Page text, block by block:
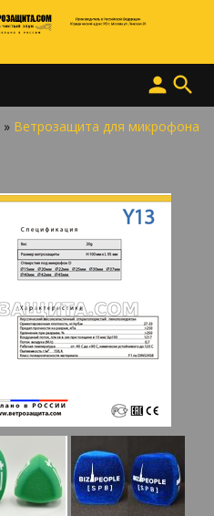
search
person
INFO@ВЕТРОЗАЩИТА.COM
» Ветрозащита для микрофона